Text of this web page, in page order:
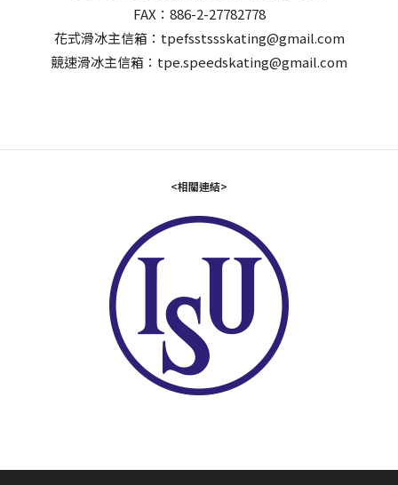
FAX：886-2-27782778
花式滑冰主信箱：tpefsstssskating@gmail.com
競速滑冰主信箱：tpe.speedskating@gmail.com
<相關連結>